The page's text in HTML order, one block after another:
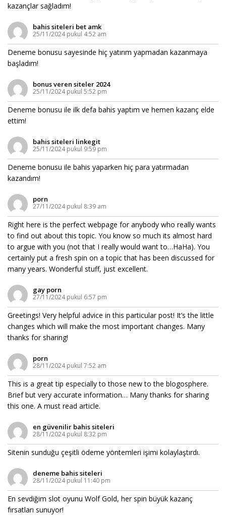
kazançlar sağladım!
bahis siteleri bet amk
25/11/2024 pukul 4:52 am
Deneme bonusu sayesinde hiç yatırım yapmadan kazanmaya
başladım!
bonus veren siteler 2024
25/11/2024 pukul 5:52 pm
Deneme bonusu ile ilk defa bahis yaptım ve hemen kazanç elde
ettim!
bahis siteleri linkegit
25/11/2024 pukul 9:59 pm
Deneme bonusu ile bahis yaparken hiç para yatırmadan
kazandım!
porn
27/11/2024 pukul 8:39 am
Right here is the perfect webpage for anybody who really wants
to find out about this topic. You know so much its almost hard
to argue with you (not that I really would want to…HaHa). You
certainly put a fresh spin on a topic that has been discussed for
many years. Wonderful stuff, just excellent.
gay porn
27/11/2024 pukul 6:57 pm
Greetings! Very helpful advice in this particular post! It’s the little
changes which will make the most important changes. Many
thanks for sharing!
porn
28/11/2024 pukul 7:52 am
This is a great tip especially to those new to the blogosphere.
Brief but very accurate information… Many thanks for sharing
this one. A must read article.
en güvenilir bahis siteleri
28/11/2024 pukul 8:32 pm
Sitenin sunduğu çeşitli ödeme yöntemleri işimi kolaylaştırdı.
deneme bahis siteleri
28/11/2024 pukul 11:40 pm
En sevdiğim slot oyunu Wolf Gold, her spin büyük kazanç
fırsatları sunuyor!